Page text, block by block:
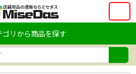
ゴリから商品を探す